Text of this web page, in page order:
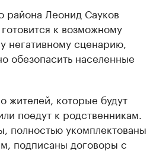
района Леонид Сауков
к возможному
негативному сценарию,
обезопасить населенные
жителей, которые будут
поедут к родственникам.
полностью укомплектованы
подписаны договоры с